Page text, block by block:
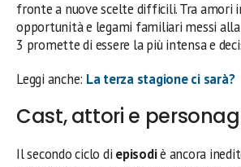
fronte a nuove scelte difficili. Tra amori
opportunità e legami familiari messi
3 promette di essere la più intensa e
Leggi anche: La terza stagione ci sarà?
Cast, attori e
Il secondo ciclo di episodiè ancora